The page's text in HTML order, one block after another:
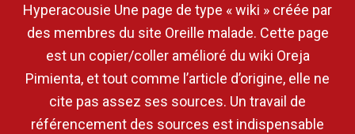
Hyperacousie Une page de type « wiki » créée par
des membres du site Oreille malade. Cette page
est un copier/coller amélioré du wiki Oreja
Pimienta, et tout comme l’article d’origine, elle ne
cite pas assez ses sources. Un travail de
référencement des sources est indispensable